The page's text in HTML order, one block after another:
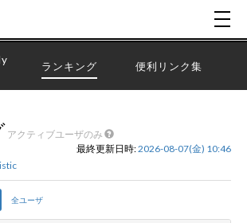
ランキング 便利リンク集
アクティブユーザのみ
最終更新日時:2026-08-07(金) 10:46
全ユーザ